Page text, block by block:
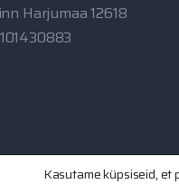
Harjumaa 12618
Kasutame küpsiseid, et